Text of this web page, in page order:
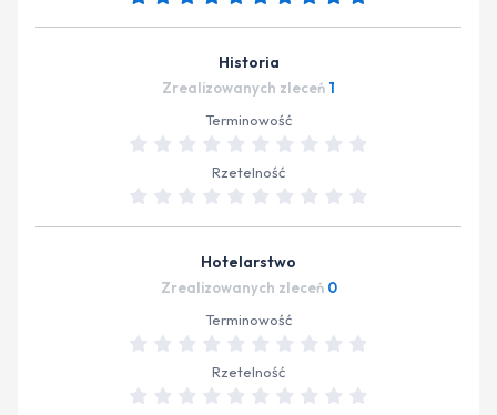
Historia
Zrealizowanych zleceń 1
Terminowość
Rzetelność
Hotelarstwo
Zrealizowanych zleceń 0
Terminowość
Rzetelność